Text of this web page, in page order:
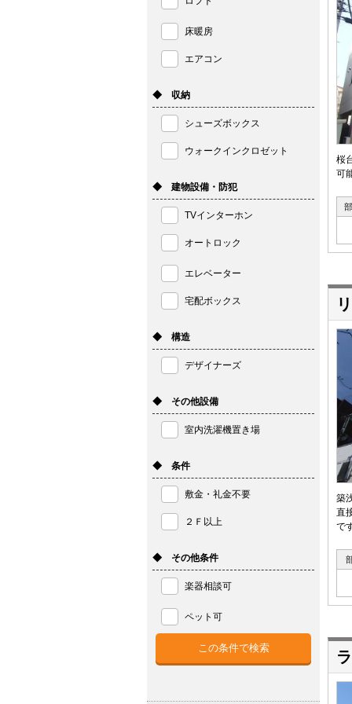
桜
可
築
直
で
床暖房
エアコン
◆ 収納
シューズボックス
ウォークインクロゼット
◆ 建物設備・防犯
TVインターホン
オートロック
エレベーター
宅配ボックス
◆ 構造
デザイナーズ
◆ その他設備
室内洗濯機置き場
◆ 条件
敷金・礼金不要
２Ｆ以上
◆ その他条件
楽器相談可
ペット可